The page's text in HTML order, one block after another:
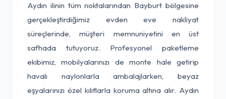
Aydın ilinin tüm noktalarından Bayburt bölgesine
gerçekleştirdiğimiz evden eve nakliyat
süreçlerinde, müşteri memnuniyetini en üst
safhada tutuyoruz. Profesyonel paketleme
ekibimiz, mobilyalarınızı de monte hale getirip
havalı naylonlarla ambalajlarken, beyaz
eşyalarınızı özel kılıflarla koruma altına alır. Aydın